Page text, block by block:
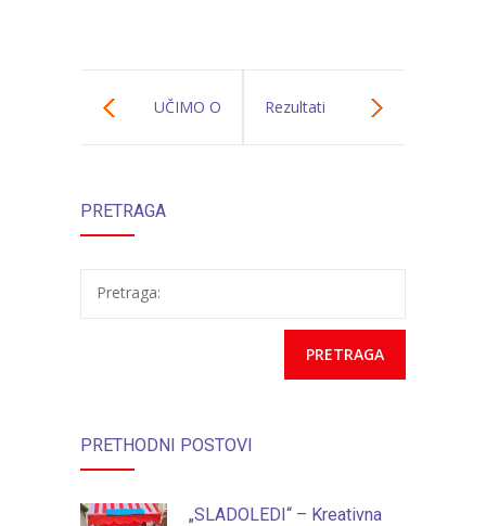
UČIMO O
NAVIKAMA
Rezultati
PRETRAGA
Pretraga:
PRETHODNI POSTOVI
„SLADOLEDI“ – Kreativna